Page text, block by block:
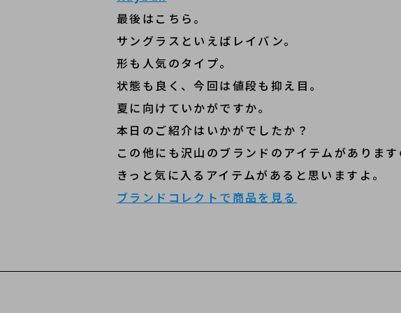
最後はこちら。
サングラスといえばレイバン。
形も人気のタイプ。
状態も良く、今回は値段も抑え目。
夏に向けていかがですか。
本日のご紹介はいかがでしたか？
この他にも沢山のブランドのアイテムがありま
きっと気に入るアイテムがあると思いますよ。
ブランドコレクトで商品を見る